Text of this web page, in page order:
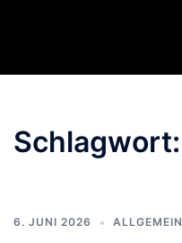
Schlagwort:
6. JUNI 2026 ALLGEMEIN